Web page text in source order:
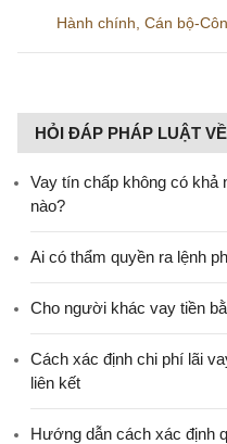
Hành chính Cán bộ-
HỎI ĐÁP PHÁP LUẬT
Vay tín chấp không có khả
nào?
Ai có thẩm quyền ra lệnh
Cho người khác vay tiền
Cách xác định chi phí lãi
liên kết
Hướng dẫn cách xác định